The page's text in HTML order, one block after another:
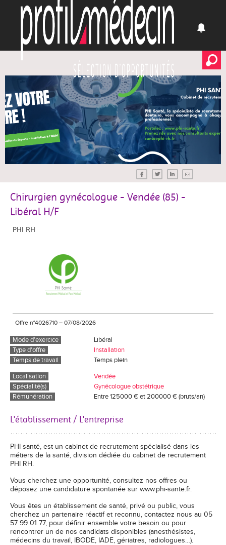
Chirurgien gynécologue - Vendée (85) -
Libéral H/F
PHI RH
Offre n°4026710 – 07/08/2026
Mode d'exercice
Libéral
Type d'offre
Installation
Temps de travail
Temps plein
Localisation
Vendée
Spécialité(s)
Gynécologue obstétrique
Rémunération
Entre 125000 € et 200000 € (bruts/an)
L'établissement / L'entreprise
PHI santé, est un cabinet de recrutement spécialisé dans les
métiers de la santé, division dédiée du cabinet de recrutement
PHI RH.
Vous cherchez une opportunité, consultez nos offres ou
déposez une candidature spontanée sur www.phi-sante.fr.
Vous êtes un établissement de santé, privé ou public, vous
cherchez un partenaire réactif et reconnu, contactez nous au 05
57 99 01 77, pour définir ensemble votre besoin ou pour
rencontrer un de nos candidats disponibles (anesthésistes,
médecins du travail, IBODE, IADE, gériatres, radiologues…).